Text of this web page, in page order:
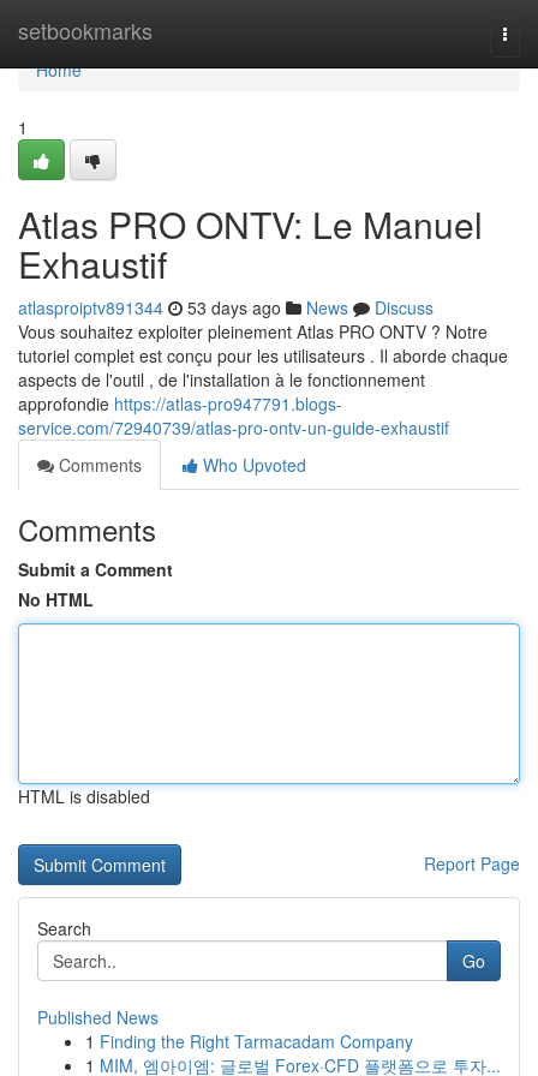
setbookmarks
Home
Home
1
Atlas PRO ONTV: Le Manuel
Exhaustif
atlasproiptv891344 53 days ago News
Discuss
Vous souhaitez exploiter pleinement Atlas PRO ONTV ? Notre
tutoriel complet est conçu pour les utilisateurs . Il aborde chaque
aspects de l'outil , de l'installation à le fonctionnement
approfondie https://atlas-pro947791.blogs-
service.com/72940739/atlas-pro-ontv-un-guide-exhaustif
Comments
Who Upvoted
Comments
Submit a Comment
No HTML
HTML is disabled
Report Page
Search
Go
Published News
1 Finding the Right Tarmacadam Company
1 MIM, 엠아이엠: 글로벌 Forex·CFD 플랫폼으로 투자...